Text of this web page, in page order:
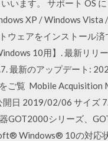
ます。 サポート OS
XP / Windows Vista
ェアをインストール
10用】. 最新リリ
最新のアップデート:
ご覧 Mobile
日 2019/02/06 サイズ
GOT2000シリーズ、
Windows® 10の対応